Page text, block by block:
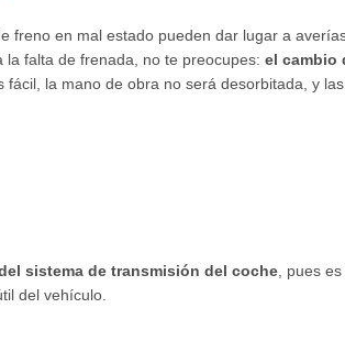
freno en mal estado pueden dar lugar a
falta de frenada, no te preocupes: el cambio
la mano de obra no será desorbitada, y
sistema de transmisión del coche, pues
del vehículo.